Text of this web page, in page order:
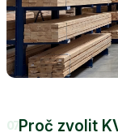
07Proč zvolit